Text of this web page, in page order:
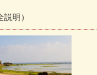
明）